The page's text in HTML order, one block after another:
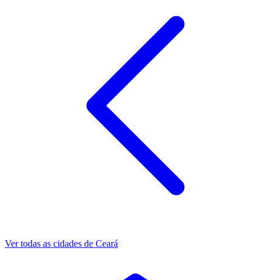
Ver todas as cidades de Ceará